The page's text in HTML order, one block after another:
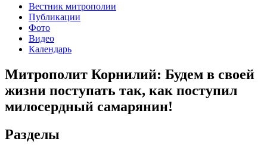
Вестник митрополии
Публикации
Фото
Видео
Календарь
Митрополит Корнилий: Будем в своей
жизни поступать так, как поступил
милосердный самарянин!
Разделы